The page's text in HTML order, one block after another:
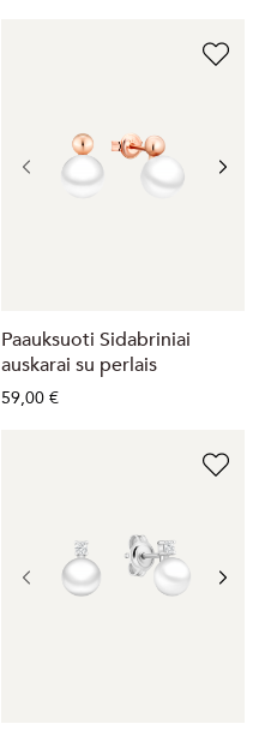
Paauksuoti Sidabriniai
auskarai su perlais
59,00 €